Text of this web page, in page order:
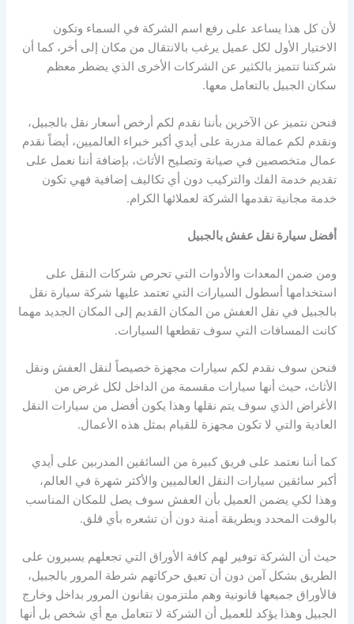
لأن كل هذا يساعد على رفع اسم الشركة في السماء وتكون
الاختيار الأول لكل عميل يرغب بالانتقال من مكان إلى أخر، كما أن
شركتنا تتميز بالكثير عن الشركات الأخرى الذي يضطر معظم
سكان الجبيل بالتعامل معها.
فنحن نتميز عن الآخرين بأننا نقدم لكم أرخص أسعار نقل بالجبيل،
ونقدم لكم عمالة مدربة على أيدي أكبر خبراء العالميين، أيضاً نقدم
عمال متخصصين في صيانة وتصليح الأثاث، بإضافة أننا نعمل على
تقديم خدمة الفك والتركيب دون أي تكاليف إضافية فهي تكون
خدمة مجانية تقدمها الشركة لعملائها الكرام.
أفضل سيارة نقل عفش بالجبيل
ومن ضمن المعدات والأدوات التي تحرص شركات النقل على
استخدامها أسطول السيارات التي تعتمد عليها شركة سيارة نقل
بالجبيل في نقل العفش من المكان القديم إلى المكان الجديد مهما
كانت المسافات التي سوف تقطعها السيارات.
فنحن سوف نقدم لكم سيارات مجهزة خصيصاً لنقل العفش ونقل
الأثاث، حيث أنها سيارات مقسمة من الداخل لكل غرض من
الأغراض الذي سوف يتم نقلها وهذا يكون أفضل من سيارات النقل
العادية والتي لا تكون مجهزة للقيام بمثل هذه الأعمال.
كما أننا نعتمد على فريق كبيرة من السائقين المدربين على أيدي
أكبر سائقين سيارات النقل العالميين والأكثر شهرة في العالم،
وهذا لكي يضمن العميل بأن العفش سوف يصل للمكان المناسب
بالوقت المحدد وبطريقة أمنة دون أن تشعره بأي قلق.
حيث أن الشركة توفير لهم كافة الأوراق التي تجعلهم يسيرون على
الطريق بشكل آمن دون أن تعيق حركاتهم شرطة المرور بالجبيل،
فالأوراق جميعها قانونية وهم ملتزمون بقانون المرور بداخل وخارج
الجبيل وهذا يؤكد للعميل أن الشركة لا تتعامل مع أي شخص بل أنها